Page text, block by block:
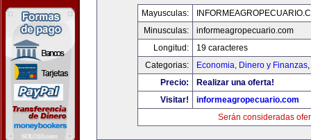
Mayusculas:
Minusculas:
informeagropecuario.com
Longitud:
19 caracteres
Categorias:
Economia, Dinero y Finanzas,
Precio:
Realizar una oferta!
Visitar!
informeagropecuario.com
Serán consideradas